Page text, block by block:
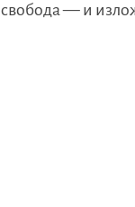
свобода — и